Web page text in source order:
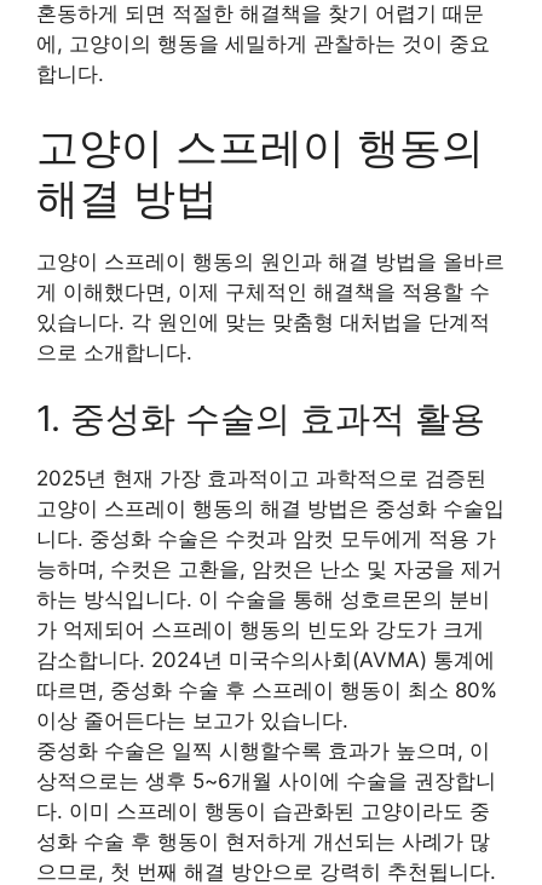
혼동하게 되면 적절한 해결책을 찾기 어렵기 때문
에, 고양이의 행동을 세밀하게 관찰하는 것이 중요
합니다.
고양이 스프레이 행동의
해결 방법
고양이 스프레이 행동의 원인과 해결 방법을 올바르
게 이해했다면, 이제 구체적인 해결책을 적용할 수
있습니다. 각 원인에 맞는 맞춤형 대처법을 단계적
으로 소개합니다.
1. 중성화 수술의 효과적 활용
2025년 현재 가장 효과적이고 과학적으로 검증된
고양이 스프레이 행동의 해결 방법은 중성화 수술입
니다. 중성화 수술은 수컷과 암컷 모두에게 적용 가
능하며, 수컷은 고환을, 암컷은 난소 및 자궁을 제거
하는 방식입니다. 이 수술을 통해 성호르몬의 분비
가 억제되어 스프레이 행동의 빈도와 강도가 크게
감소합니다. 2024년 미국수의사회(AVMA) 통계에
따르면, 중성화 수술 후 스프레이 행동이 최소 80%
이상 줄어든다는 보고가 있습니다.
중성화 수술은 일찍 시행할수록 효과가 높으며, 이
상적으로는 생후 5~6개월 사이에 수술을 권장합니
다. 이미 스프레이 행동이 습관화된 고양이라도 중
성화 수술 후 행동이 현저하게 개선되는 사례가 많
으므로, 첫 번째 해결 방안으로 강력히 추천됩니다.